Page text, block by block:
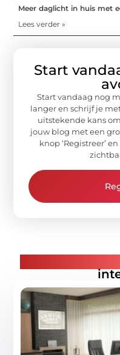
Meer daglicht in huis met
Lees verder »
Start
Start vandaag nog
langer en schrijf je
uitstekende kans
jouw blog met een
knop ‘Registreer’